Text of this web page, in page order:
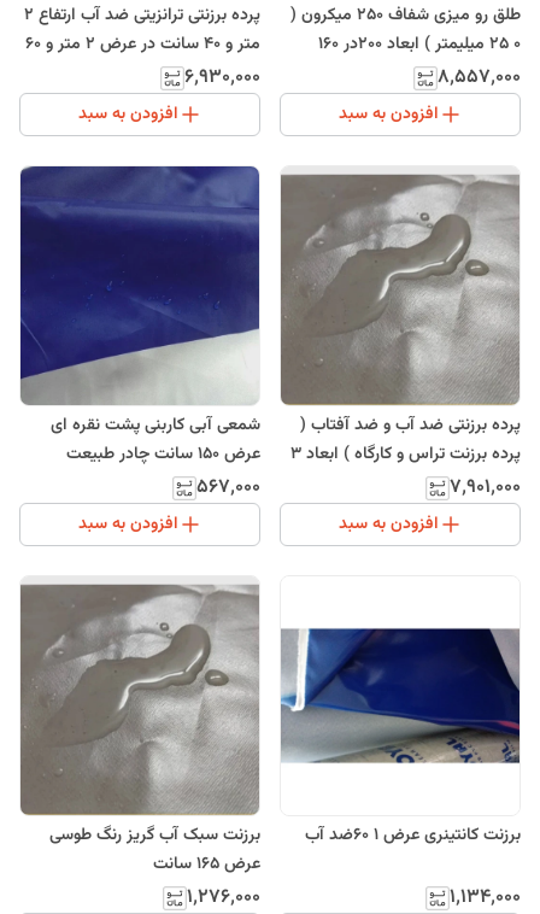
طلق رو میزی شفاف 250 میکرون (
0 25 میلیمتر ) ابعاد 200در 160
سانتی متر چادر طبیعت
۸٬۵۵۷٬۰۰۰
افزودن به سبد
پرده برزنتی ترانزیتی ضد آب ارتفاع 2
متر و 40 سانت در عرض 2 متر و 60
سانت
۶٬۹۳۰٬۰۰۰
افزودن به سبد
پرده برزنتی ضد آب و ضد آفتاب (
پرده برزنت تراس و کارگاه ) ابعاد 3
در
۷٬۹۰۱٬۰۰۰
افزودن به سبد
شمعی آبی کاربنی پشت نقره ای
عرض 150 سانت چادر طبیعت
۵۶۷٬۰۰۰
افزودن به سبد
برزنت کانتینری عرض 1 60ضد آب
۱٬۱۳۴٬۰۰۰
برزنت سبک آب گریز رنگ طوسی
عرض 165 سانت
۱٬۲۷۶٬۰۰۰